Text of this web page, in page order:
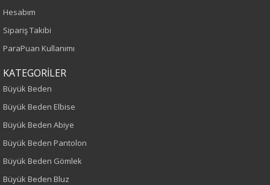
Sezon
Yaş Grubu
Kalıp
Hesabım
Sipariş Takibi
ParaPuan Kullanımı
KATEGORİLER
Büyük Beden
Büyük Beden Elbise
Büyük Beden Abiye
Büyük Beden Pantolon
Büyük Beden Gömlek
Büyük Beden Bluz